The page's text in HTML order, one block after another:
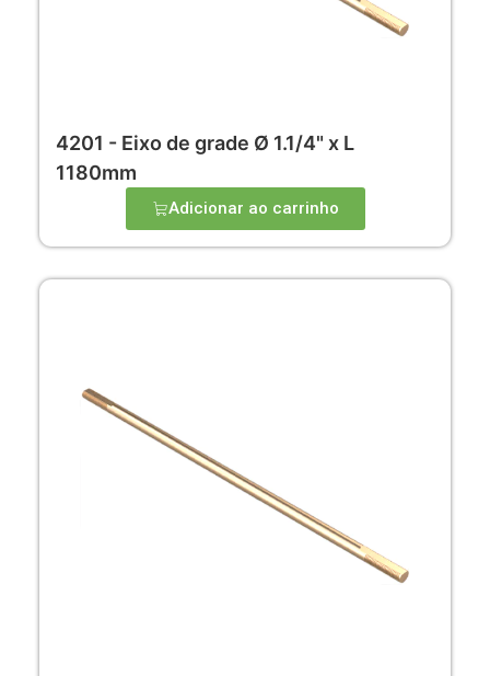
4201 - Eixo de grade Ø 1.1/4" x L
1180mm
Adicionar ao carrinho